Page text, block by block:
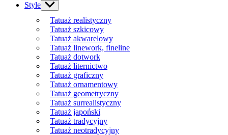
Style Show
sub
menu
Tatuaż realistyczny
Tatuaż szkicowy
Tatuaż akwarelowy
Tatuaż linework, fineline
Tatuaż dotwork
Tatuaż liternictwo
Tatuaż graficzny
Tatuaż ornamentowy
Tatuaż geometryczny
Tatuaż surrealistyczny
Tatuaż japoński
Tatuaż tradycyjny
Tatuaż neotradycyjny